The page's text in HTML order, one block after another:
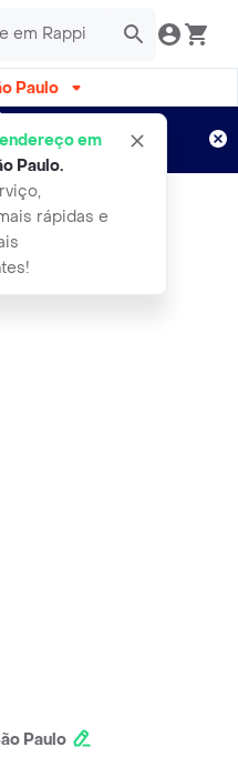
Paulo
em
Paulo.
rápidas e
15 dias!
Aplicam T&C
Paulo